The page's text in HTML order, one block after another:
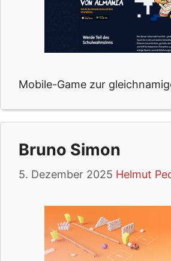
Mobile-Game zur
Bruno Simon
5. Dezember 2025 Helmut